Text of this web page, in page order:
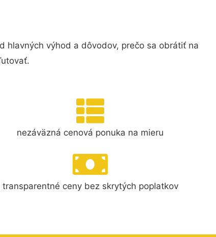
hlavných výhod a dôvodov, prečo sa obrátiť na
nezáväzná cenová ponuka na mieru
transparentné ceny bez skrytých poplatkov